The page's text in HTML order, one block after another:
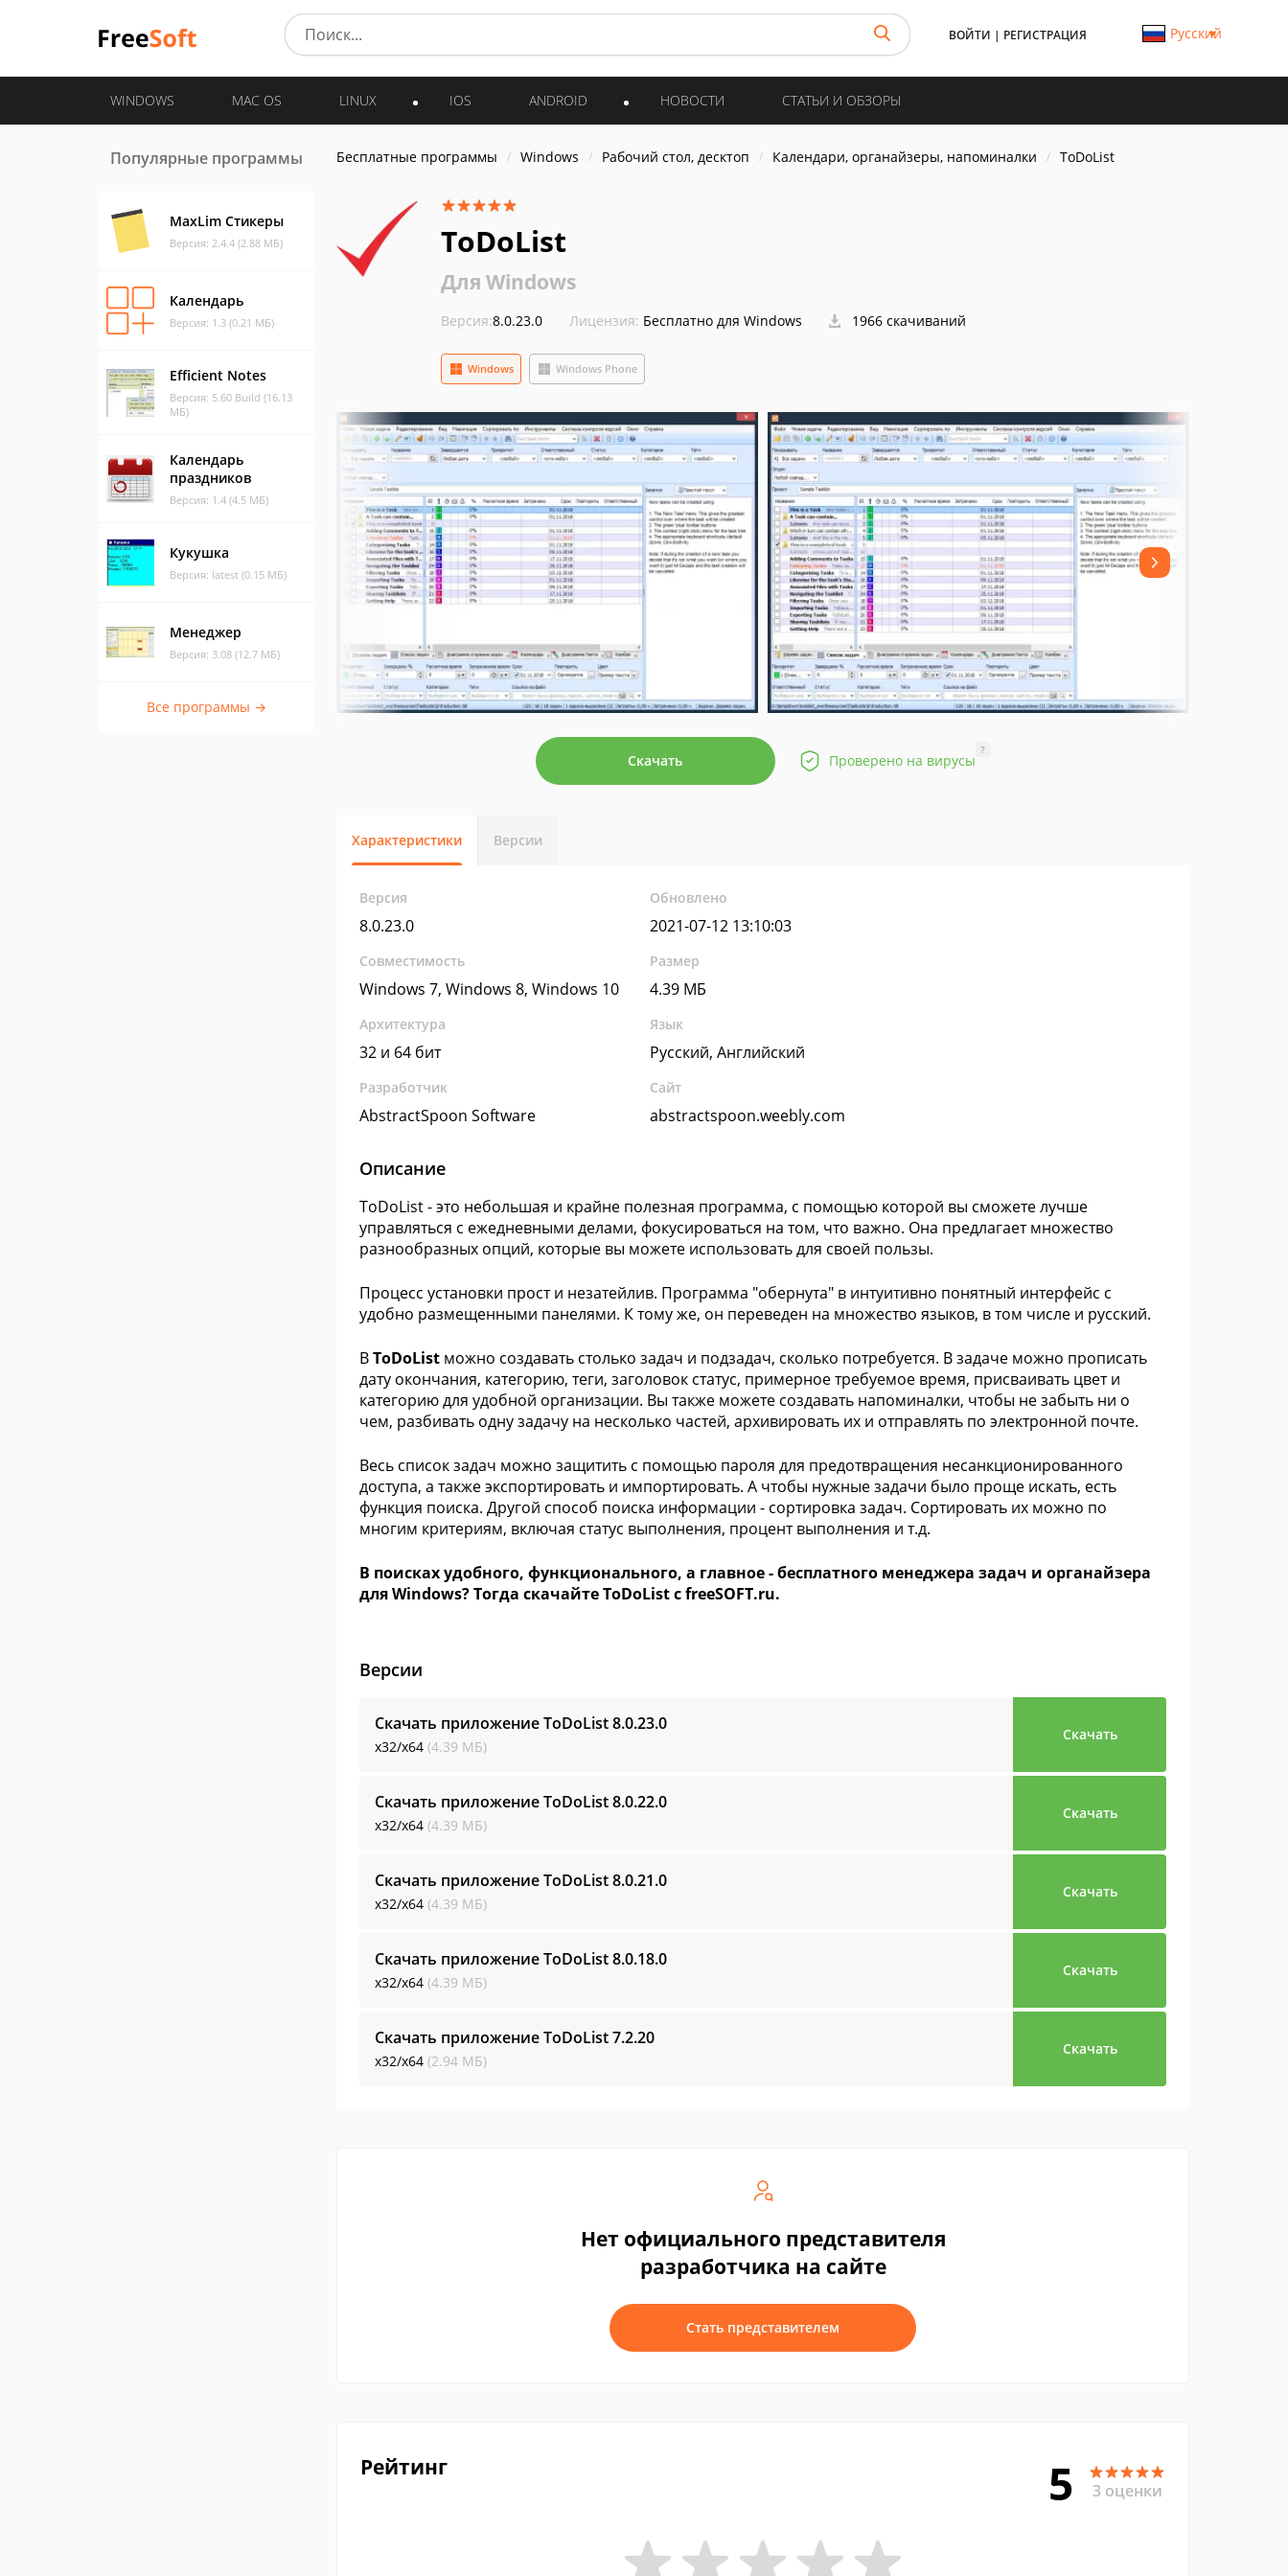
ВОЙТИ | РЕГИСТРАЦИЯ Русский
WINDOWS MAC OS LINUX IOS ANDROID НОВОСТИ СТАТЬИ И ОБЗОРЫ
Популярные программы
MaxLim Стикеры
Версия: 2.4.4 (2.88 МБ)
Календарь
Версия: 1.3 (0.21 МБ)
Efficient Notes
Версия: 5.60 Build (16.13
МБ)
Календарь
праздников
Версия: 1.4 (4.5 МБ)
Кукушка
Версия: latest (0.15 МБ)
Менеджер
Версия: 3.08 (12.7 МБ)
Все программы →
Бесплатные программы Windows Рабочий стол, десктоп Календари, органайзеры, напоминалки ToDoList
ToDoList
Для Windows
Версия:8.0.23.0 Лицензия: Бесплатно для Windows 1966 скачиваний
Windows Phone
Windows
Скачать Проверено на вирусы
?
Характеристики Версии
Версия
8.0.23.0
Обновлено
2021-07-12 13:10:03
Совместимость
Windows 7, Windows 8, Windows 10
Размер
4.39 МБ
Архитектура
32 и 64 бит
Язык
Русский, Английский
Разработчик
AbstractSpoon Software
Сайт
abstractspoon.weebly.com
Описание
ToDoList - это небольшая и крайне полезная программа, с помощью которой вы сможете лучше
управляться с ежедневными делами, фокусироваться на том, что важно. Она предлагает множество
разнообразных опций, которые вы можете использовать для своей пользы.
Процесс установки прост и незатейлив. Программа "обернута" в интуитивно понятный интерфейс с
удобно размещенными панелями. К тому же, он переведен на множество языков, в том числе и русский.
ВToDoList можно создавать столько задач и подзадач, сколько потребуется. В задаче можно прописать
дату окончания, категорию, теги, заголовок статус, примерное требуемое время, присваивать цвет и
категорию для удобной организации. Вы также можете создавать напоминалки, чтобы не забыть ни о
чем, разбивать одну задачу на несколько частей, архивировать их и отправлять по электронной почте.
Весь список задач можно защитить с помощью пароля для предотвращения несанкционированного
доступа, а также экспортировать и импортировать. А чтобы нужные задачи было проще искать, есть
функция поиска. Другой способ поиска информации - сортировка задач. Сортировать их можно по
многим критериям, включая статус выполнения, процент выполнения и т.д.
В поисках удобного, функционального, а главное - бесплатного менеджера задач и органайзера
для Windows? Тогда скачайте ToDoList с freeSOFT.ru.
Версии
Скачать приложение ToDoList8.0.23.0
x32/x64 (4.39 МБ)
Скачать
Скачать приложение ToDoList8.0.22.0
x32/x64 (4.39 МБ)
Скачать
Скачать приложение ToDoList8.0.21.0
x32/x64 (4.39 МБ)
Скачать
Скачать приложение ToDoList8.0.18.0
x32/x64 (4.39 МБ)
Скачать
Скачать приложение ToDoList7.2.20
x32/x64 (2.94 МБ)
Скачать
Нет официального представителя
разработчика на сайте
Стать представителем
Рейтинг 5 3 оценки